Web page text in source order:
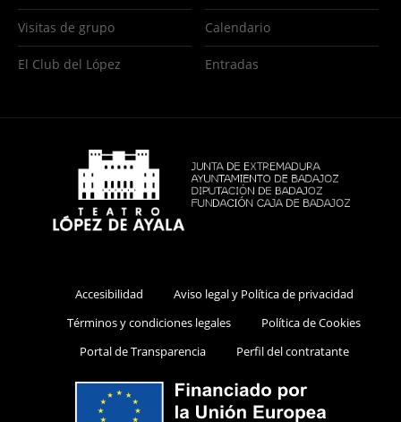
Visitas de grupo
El Club del López
Calendario
Entradas
Accesibilidad
Aviso legal y Política de privacidad
Términos y condiciones legales
Política de Cookies
Portal de Transparencia
Perfil del contratante